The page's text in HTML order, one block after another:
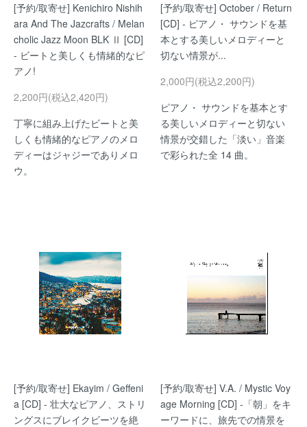
[予約/取寄せ] Kenichiro Nishih
ara And The Jazcrafts / Melan
cholic Jazz Moon BLK Ⅱ [CD]
- ビートと美しくも情緒的なピ
アノ!
2,200円(税込2,420円)
丁寧に組み上げたビートと美
しくも情緒的なピアノのメロ
ディーはジャジーでありメロ
ウ。
[予約/取寄せ] October / Return
[CD] - ピアノ・ サウンドを基
本とする美しいメロディーと
切ない情景が...
2,000円(税込2,200円)
ピアノ・ サウンドを基本とす
る美しいメロディーと切ない
情景が交錯した「淡い」音楽
で彩られた全 14 曲。
[予約/取寄せ] Ekayim / Geffeni
a [CD] - 壮大なピアノ、ストリ
ングスにブレイクビーツを絶
[予約/取寄せ] V.A. / Mystic Voy
age Morning [CD] -「朝」をキ
ーワードに、旅先での情景を